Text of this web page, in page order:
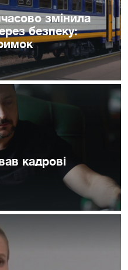
змінила
безпеку:
кадрові